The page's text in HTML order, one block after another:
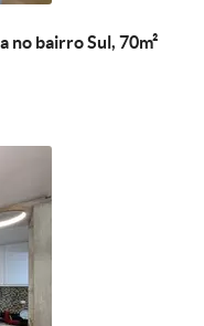
no bairro Sul, 70m²